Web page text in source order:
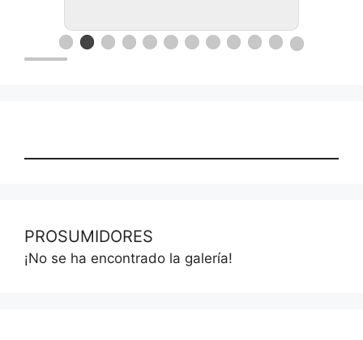
PROSUMIDORES
¡No se ha encontrado la galería!